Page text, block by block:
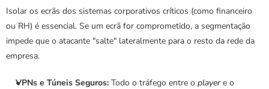
Isolar os ecrãs dos sistemas corporativos críticos (como financeiro
ou RH) é essencial. Se um ecrã for comprometido, a segmentação
impede que o atacante "salte" lateralmente para o resto da rede da
empresa.
VPNs e Túneis Seguros: Todo o tráfego entre o player e o